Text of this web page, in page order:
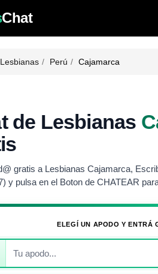
Chat
Lesbianas Perú Cajamarca
de Lesbianas
gratis a Lesbianas Cajamarca,
y pulsa en el Boton de CHATEAR
ELEGÍ UN APODO Y ENTRÁ